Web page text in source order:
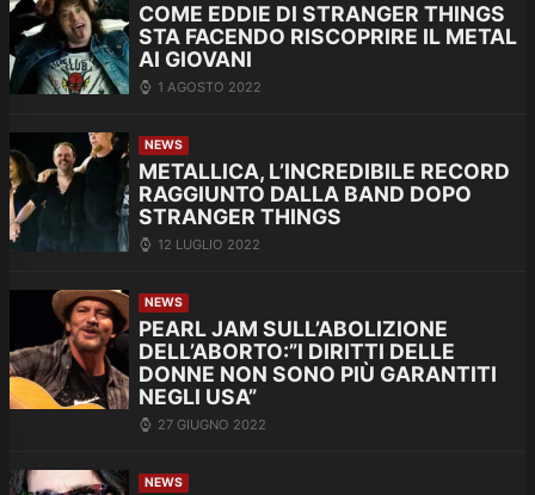
COME EDDIE DI STRANGER THINGS
STA FACENDO RISCOPRIRE IL METAL
AI GIOVANI
1 AGOSTO 2022
NEWS
METALLICA, L’INCREDIBILE RECORD
RAGGIUNTO DALLA BAND DOPO
STRANGER THINGS
12 LUGLIO 2022
NEWS
PEARL JAM SULL’ABOLIZIONE
DELL’ABORTO:”I DIRITTI DELLE
DONNE NON SONO PIÙ GARANTITI
NEGLI USA”
27 GIUGNO 2022
NEWS